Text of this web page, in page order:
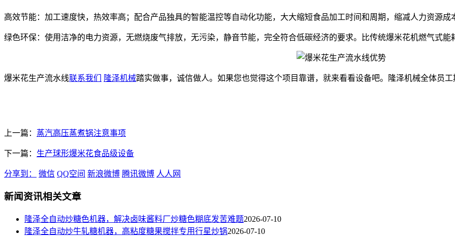
高效节能：加工速度快，热效率高；配合产品独具的智能温控等自动化功能，大大缩短食品加工时间和周期，缩减人力资源成
绿色环保：使用洁净的电力资源，无燃烧废气排放，无污染，静音节能，完全符合低碳经济的要求。比传统爆米花机燃气式
爆米花生产流水线联系我们 隆泽机械踏实做事，诚信做人。如果您也觉得这个项目靠谱，就来看看设备吧。隆泽机械全体员工
上一篇： 蒸汽高压蒸煮锅注意事项
下一篇： 生产球形爆米花食品级设备
分享到： 微信 QQ空间 新浪微博 腾讯微博 人人网
新闻资讯相关文章
隆泽全自动炒糖色机器，解决卤味酱料厂炒糖色糊底发苦难题2026-07-10
隆泽全自动炒牛轧糖机器，高粘度糖果搅拌专用行星炒锅2026-07-10